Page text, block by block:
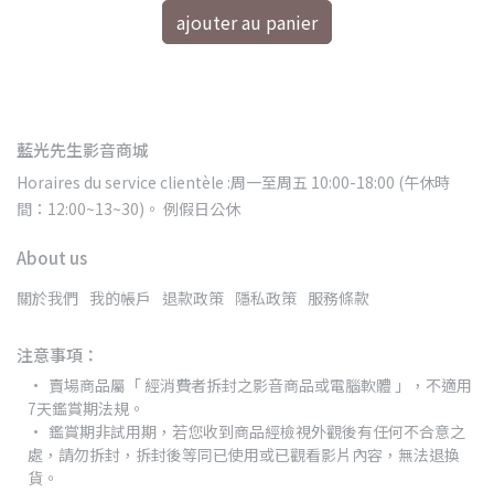
ajouter au panier
藍光先生影音商城
Horaires du service clientèle :周一至周五 10:00-18:00 (午休時
間：12:00~13~30)。 例假日公休
About us
關於我們 我的帳戶 退款政策 隱私政策 服務條款
注意事項：
賣場商品屬「 經消費者拆封之影音商品或電腦軟體 」，不適用
7天鑑賞期法規。
鑑賞期非試用期，若您收到商品經檢視外觀後有任何不合意之
處，請勿拆封，拆封後等同已使用或已觀看影片內容，無法退換
貨。